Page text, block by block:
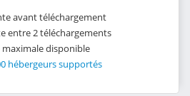
avant téléchargement
entre 2 téléchargements
maximale disponible
hébergeurs supportés